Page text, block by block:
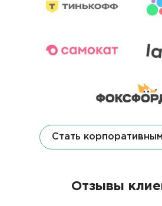
Стать
Отзывы